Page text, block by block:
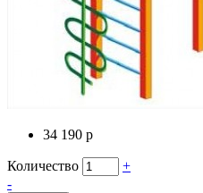
34 190 р
Количество
+
-